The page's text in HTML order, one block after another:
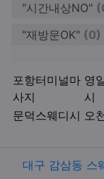
"시간내상NO"
"재방문OK" (0)
포항터미널마
사지
영
시
문덕스웨디시 오
키워드
관련자료
대구 감삼동 스